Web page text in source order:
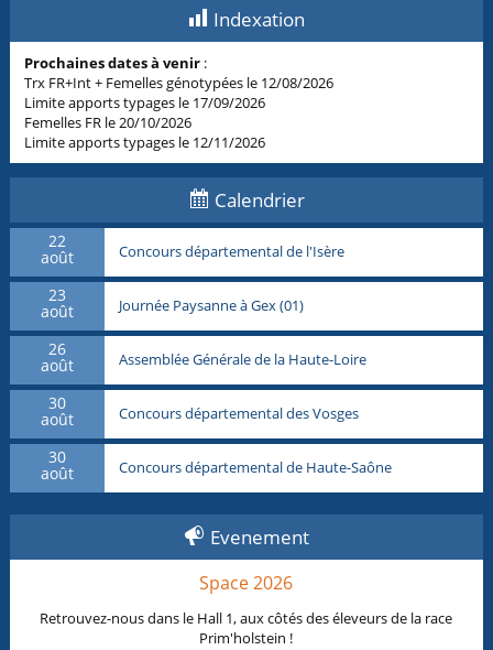
Indexation
Prochaines dates à venir :
Trx FR+Int + Femelles génotypées le 12/08/2026
Limite apports typages le 17/09/2026
Femelles FR le 20/10/2026
Limite apports typages le 12/11/2026
Calendrier
22
août Concours départemental de l'Isère
23
août Journée Paysanne à Gex (01)
26
août Assemblée Générale de la Haute-Loire
30
août Concours départemental des Vosges
30
août Concours départemental de Haute-Saône
Evenement
Space 2026
Retrouvez-nous dans le Hall 1, aux côtés des éleveurs de la race
Prim'holstein !